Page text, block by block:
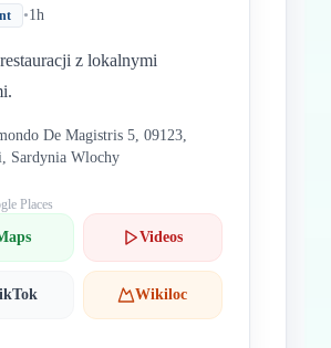
•1h
z lokalnymi
De Magistris 5, 09123,
Sardynia Wlochy
Places
Videos
Wikiloc